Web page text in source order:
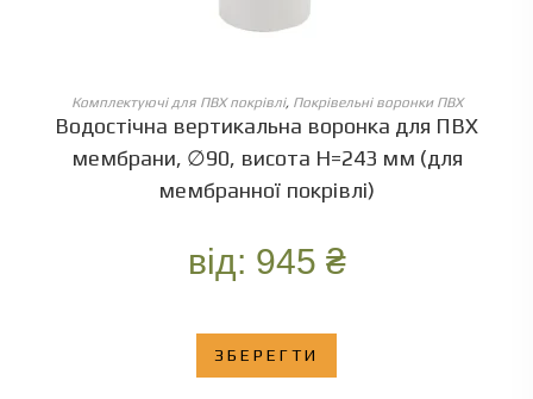
ОБЕРІТЬ ОПЦІЇ
Комплектуючі для ПВХ покрівлі, Покрівельні воронки ПВХ
Водостічна вертикальна воронка для ПВХ
мембрани, ∅90, висота Н=243 мм (для
мембранної покрівлі)
від: 945 ₴
ЗБЕРЕГТИ